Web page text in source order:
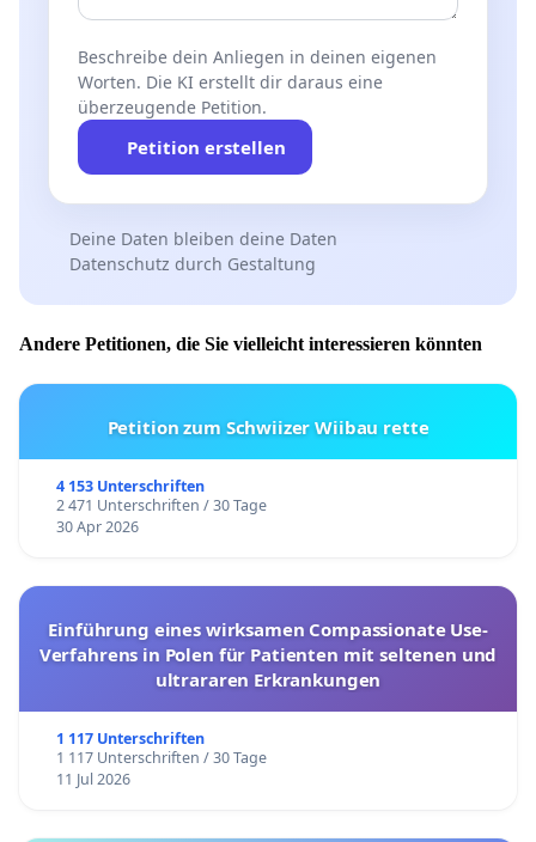
Beschreibe dein Anliegen in deinen eigenen
Worten. Die KI erstellt dir daraus eine
überzeugende Petition.
Petition erstellen
Deine Daten bleiben deine Daten
Datenschutz durch Gestaltung
Andere Petitionen, die Sie vielleicht interessieren könnten
Petition zum Schwiizer Wiibau rette
4 153 Unterschriften
2 471 Unterschriften / 30 Tage
30 Apr 2026
Einführung eines wirksamen Compassionate Use-
Verfahrens in Polen für Patienten mit seltenen und
ultrararen Erkrankungen
1 117 Unterschriften
1 117 Unterschriften / 30 Tage
11 Jul 2026